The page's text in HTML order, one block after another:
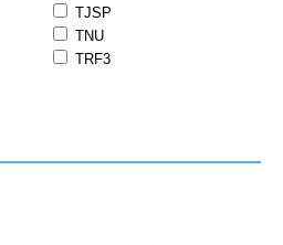
TJSP
TNU
TRF3